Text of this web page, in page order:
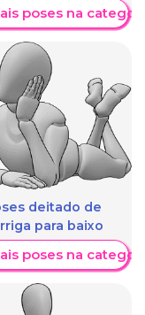
poses na
deitado de
para baixo
poses na